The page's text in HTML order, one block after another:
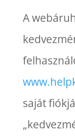
A
saját